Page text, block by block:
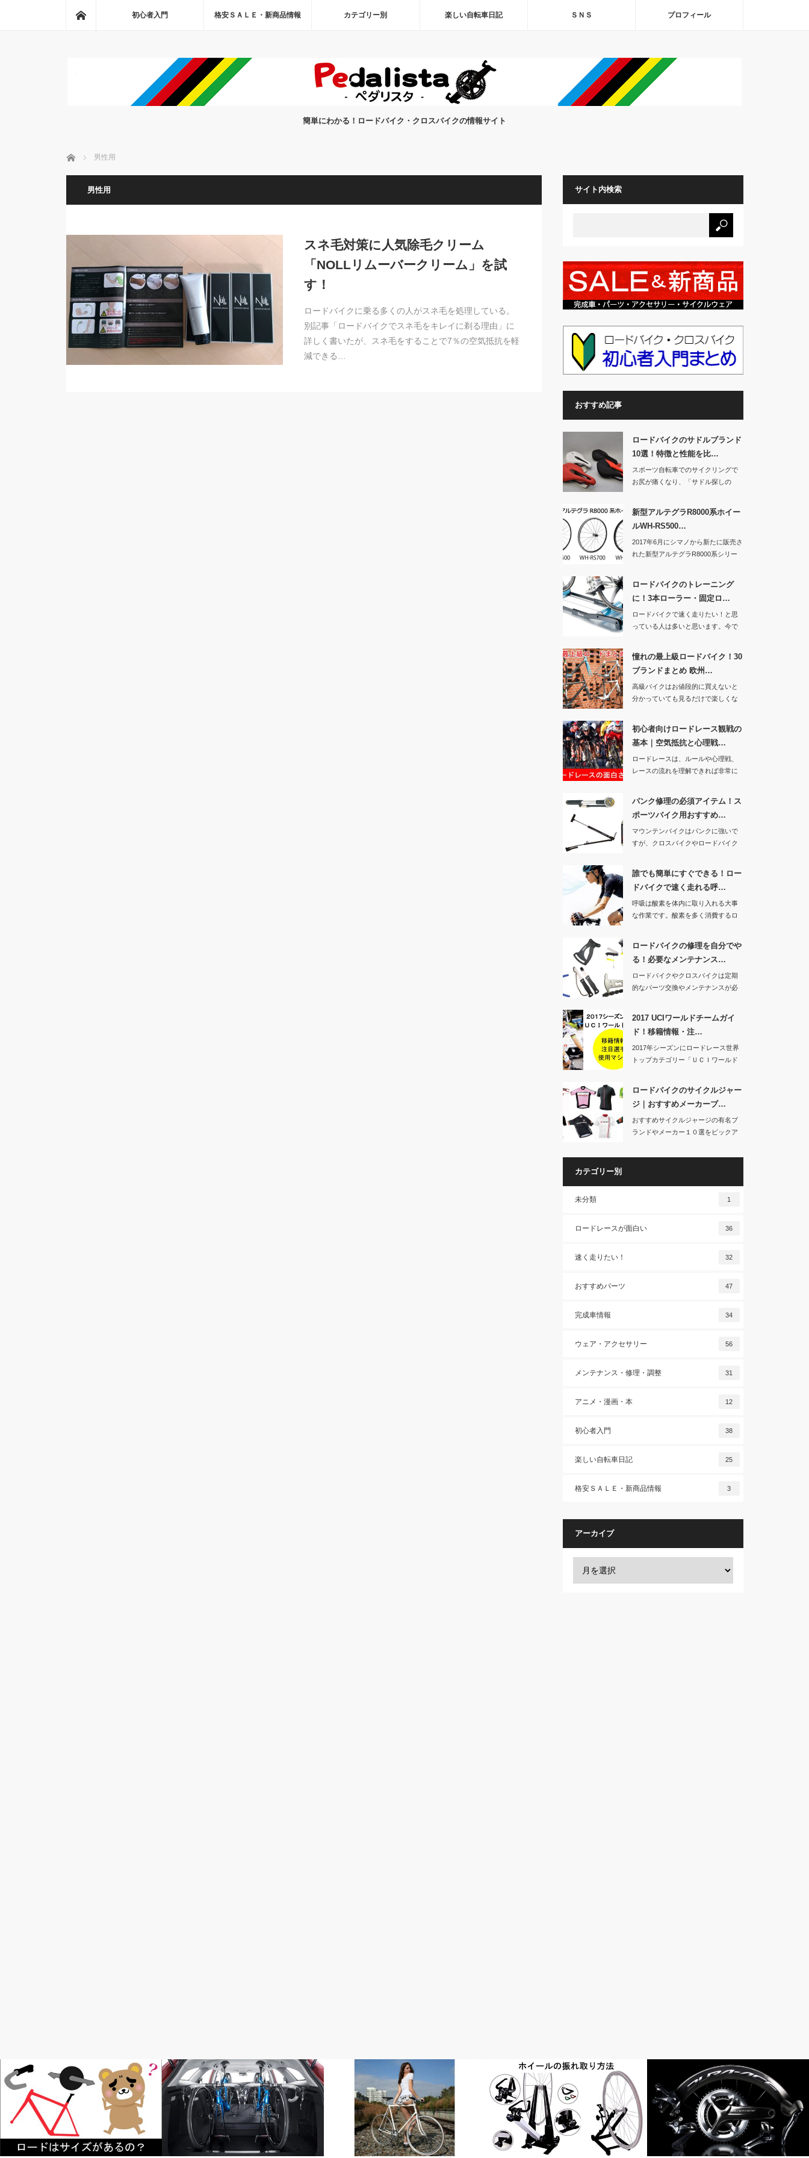
初心者入門 格安ＳＡＬＥ・新商品情報 カテゴリー別 楽しい自転車日記 ＳＮＳ プロフィール
簡単にわかる！ロードバイク・クロスバイクの情報サイト
ホーム 男性用
男性用
スネ毛対策に人気除毛クリーム
「NOLLリムーバークリーム」を試
す！
ロードバイクに乗る多くの人がスネ毛を処理している。
別記事「ロードバイクでスネ毛をキレイに剃る理由」に
詳しく書いたが、スネ毛をすることで7％の空気抵抗を軽
減できる…
サイト内検索
おすすめ記事
ロードバイクのサドルブランド
10選！特徴と性能を比…
スポーツ自転車でのサイクリングで
お尻が痛くなり、「サドル探しの
新型アルテグラR8000系ホイー
ルWH-RS500…
2017年6月にシマノから新たに販売さ
れた新型アルテグラR8000系シリー
ロードバイクのトレーニング
に！3本ローラー・固定ロ…
ロードバイクで速く走りたい！と思
っている人は多いと思います。今で
憧れの最上級ロードバイク！30
ブランドまとめ 欧州…
高級バイクはお値段的に買えないと
分かっていても見るだけで楽しくな
初心者向けロードレース観戦の
基本｜空気抵抗と心理戦…
ロードレースは、ルールや心理戦、
レースの流れを理解できれば非常に
パンク修理の必須アイテム！ス
ポーツバイク用おすすめ…
マウンテンバイクはパンクに強いで
すが、クロスバイクやロードバイク
誰でも簡単にすぐできる！ロー
ドバイクで速く走れる呼…
呼吸は酸素を体内に取り入れる大事
な作業です。酸素を多く消費するロ
ロードバイクの修理を自分でや
る！必要なメンテナンス…
ロードバイクやクロスバイクは定期
的なパーツ交換やメンテナンスが必
2017 UCIワールドチームガイ
ド！移籍情報・注…
2017年シーズンにロードレース世界
トップカテゴリー「ＵＣＩワールド
ロードバイクのサイクルジャー
ジ｜おすすめメーカーブ…
おすすめサイクルジャージの有名ブ
ランドやメーカー１０選をピックア
カテゴリー別
未分類 1
ロードレースが面白い 36
速く走りたい！ 32
おすすめパーツ 47
完成車情報 34
ウェア・アクセサリー 56
メンテナンス・修理・調整 31
アニメ・漫画・本 12
初心者入門 38
楽しい自転車日記 25
格安ＳＡＬＥ・新商品情報 3
アーカイブ